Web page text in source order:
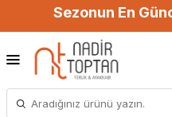
Sezonun En